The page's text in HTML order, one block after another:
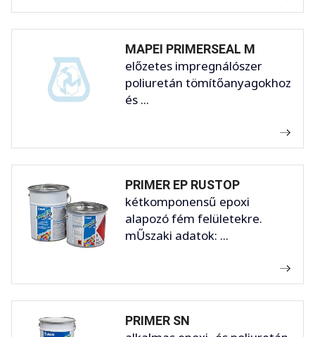
MAPEI PRIMERSEAL M
előzetes impregnálószer
poliuretán tömítőanyagokhoz
és ...
PRIMER EP RUSTOP
kétkomponensű epoxi
alapozó fém felületekre.
mŰszaki adatok: ...
PRIMER SN